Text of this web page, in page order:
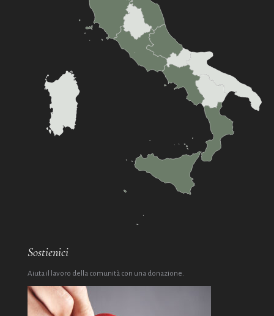
Sostienici
Aiuta il lavoro della comunità con una donazione.